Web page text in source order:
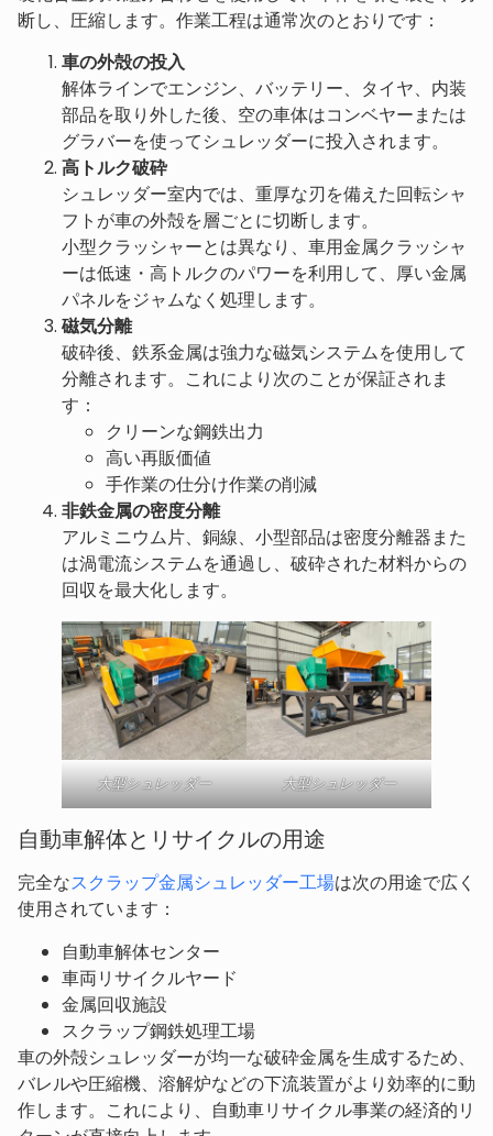
断し、圧縮します。作業工程は通常次のとおりです：
車の外殻の投入
解体ラインでエンジン、バッテリー、タイヤ、内装
部品を取り外した後、空の車体はコンベヤーまたは
グラバーを使ってシュレッダーに投入されます。
高トルク破砕
シュレッダー室内では、重厚な刃を備えた回転シャ
フトが車の外殻を層ごとに切断します。
小型クラッシャーとは異なり、車用金属クラッシャ
ーは低速・高トルクのパワーを利用して、厚い金属
パネルをジャムなく処理します。
磁気分離
破砕後、鉄系金属は強力な磁気システムを使用して
分離されます。これにより次のことが保証されま
す：
クリーンな鋼鉄出力
高い再販価値
手作業の仕分け作業の削減
非鉄金属の密度分離
アルミニウム片、銅線、小型部品は密度分離器また
は渦電流システムを通過し、破砕された材料からの
回収を最大化します。
大型シュレッダー 大型シュレッダー
自動車解体とリサイクルの用途
完全なスクラップ金属シュレッダー工場は次の用途で広く
使用されています：
自動車解体センター
車両リサイクルヤード
金属回収施設
スクラップ鋼鉄処理工場
車の外殻シュレッダーが均一な破砕金属を生成するため、
バレルや圧縮機、溶解炉などの下流装置がより効率的に動
作します。これにより、自動車リサイクル事業の経済的リ